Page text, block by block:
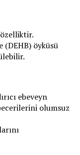
öyküsü
ebeveyn
olumsuz